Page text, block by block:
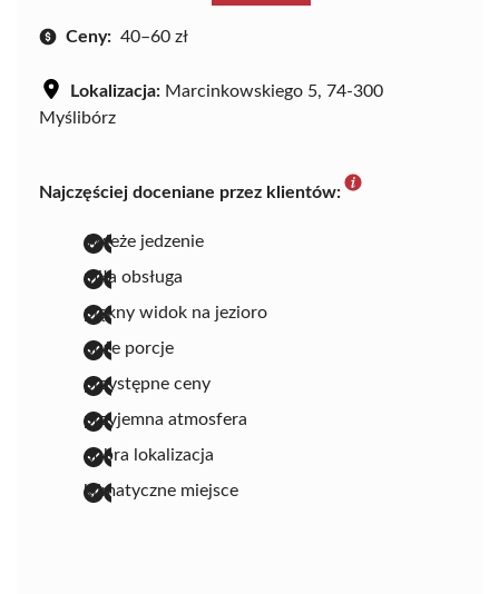
Ceny: 40–60 zł
Lokalizacja: Marcinkowskiego 5, 74-300
Myślibórz
Najczęściej doceniane przez klientów:
świeże jedzenie
miła obsługa
piękny widok na jezioro
duże porcje
przystępne ceny
przyjemna atmosfera
dobra lokalizacja
klimatyczne miejsce